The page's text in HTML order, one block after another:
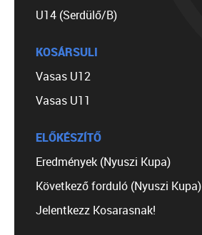
U14 (Serdülő/B)
KOSÁRSULI
Vasas U12
Vasas U11
ELŐKÉSZÍTŐ
Eredmények (Nyuszi Kupa)
Következő forduló (Nyuszi Kupa)
Jelentkezz Kosarasnak!